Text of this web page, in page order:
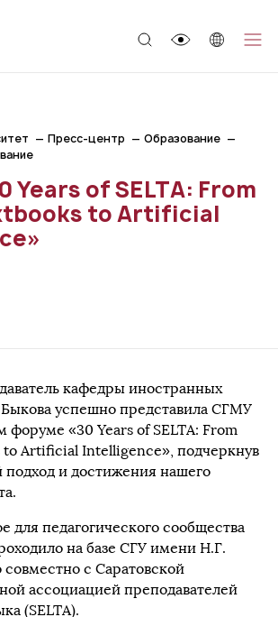
Пресс-центр
Образование
Years of SELTA: From
to Artificial
кафедры иностранных
Быкова успешно представила СГМУ
форуме «30 Years of SELTA: From
to Artificial Intelligence», подчеркнув
и достижения нашего
для педагогического сообщества
на базе СГУ имени Н.Г.
с Саратовской
ассоциацией преподавателей
(SELTA).